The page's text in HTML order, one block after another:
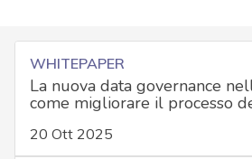
WHITEPAPER
La nuova data governance
come migliorare il processo
20 Ott 2025